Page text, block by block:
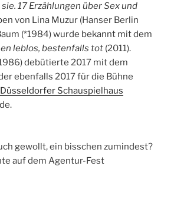
17 Erzählungen über Sex und
von Lina Muzur (Hanser Berlin
(*1984) wurde bekannt mit dem
leblos, bestenfalls tot (2011).
debütierte 2017 mit dem
ebenfalls 2017 für die Bühne
Düsseldorfer Schauspielhaus
gewollt, ein bisschen zumindest?
auf dem Agentur-Fest